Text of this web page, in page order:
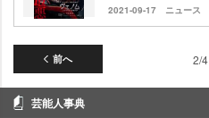
2021-09-17 ニュース
前へ 2/4
芸能人事典